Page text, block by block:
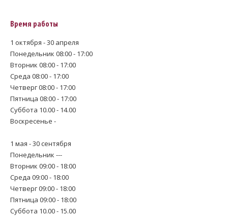
Время работы
1 октября - 30 апреля
Понедельник 08:00 - 17:00
Вторник 08:00 - 17:00
Среда 08:00 - 17:00
Четверг 08:00 - 17:00
Пятница 08:00 - 17:00
Суббота 10.00 - 14.00
Воскресенье -
1 мая - 30 сентября
Понедельник ---
Вторник 09:00 - 18:00
Среда 09:00 - 18:00
Четверг 09:00 - 18:00
Пятница 09:00 - 18:00
Суббота 10.00 - 15.00